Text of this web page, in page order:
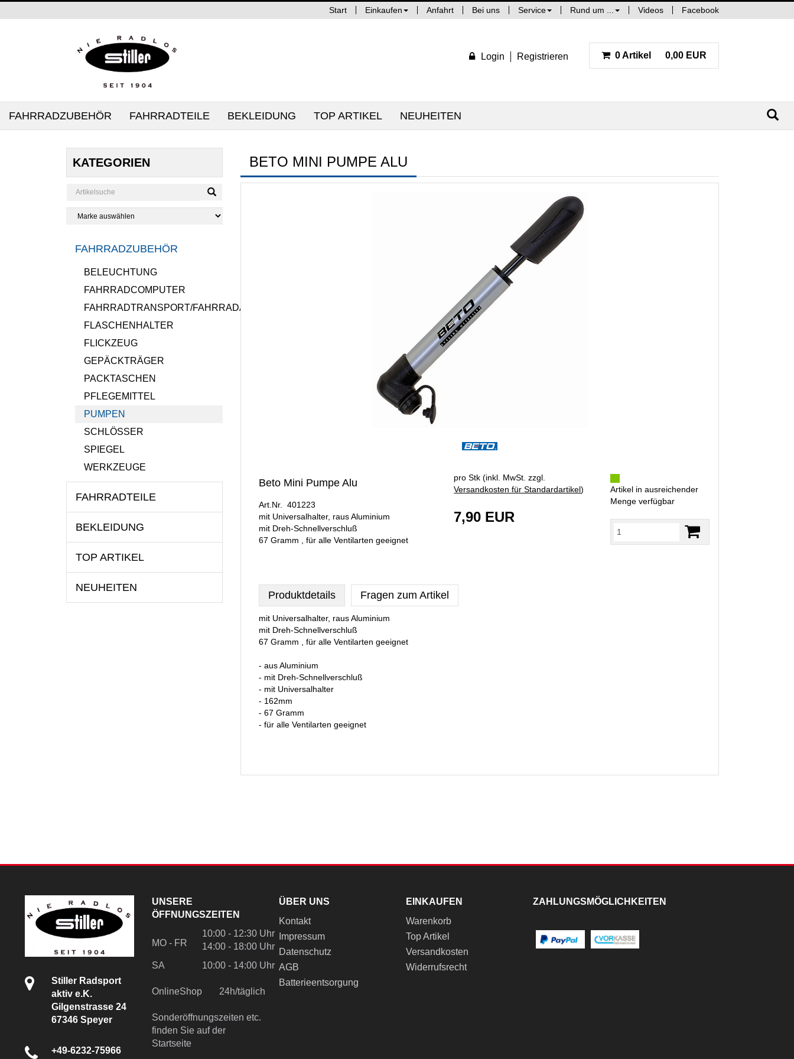
Start Einkaufen Anfahrt Bei uns Service Rund um ... Videos Facebook
Login Registrieren 0 Artikel 0,00 EUR
FAHRRADZUBEHÖR FAHRRADTEILE BEKLEIDUNG TOP ARTIKEL NEUHEITEN
KATEGORIEN
FAHRRADZUBEHÖR
BELEUCHTUNG
FAHRRADCOMPUTER
FAHRRADTRANSPORT/FAHRRADANHÄNGER
FLASCHENHALTER
FLICKZEUG
GEPÄCKTRÄGER
PACKTASCHEN
PFLEGEMITTEL
PUMPEN
SCHLÖSSER
SPIEGEL
WERKZEUGE
FAHRRADTEILE
BEKLEIDUNG
TOP ARTIKEL
NEUHEITEN
BETO MINI PUMPE ALU
Beto Mini Pumpe Alu
Art.Nr. 401223
mit Universalhalter, raus Aluminium
mit Dreh-Schnellverschluß
67 Gramm , für alle Ventilarten geeignet
pro Stk (inkl. MwSt. zzgl.
Versandkosten für Standardartikel)
7,90 EUR
Artikel in ausreichender
Menge verfügbar
Produktdetails Fragen zum Artikel
mit Universalhalter, raus Aluminium
mit Dreh-Schnellverschluß
67 Gramm , für alle Ventilarten geeignet
- aus Aluminium
- mit Dreh-Schnellverschluß
- mit Universalhalter
- 162mm
- 67 Gramm
- für alle Ventilarten geeignet
Stiller Radsport
aktiv e.K.
Gilgenstrasse 24
67346 Speyer
+49-6232-75966
UNSERE
ÖFFNUNGSZEITEN
MO - FR
10:00 - 12:30 Uhr
14:00 - 18:00 Uhr
SA
10:00 - 14:00 Uhr
OnlineShop 24h/täglich
Sonderöffnungszeiten etc.
finden Sie auf der
Startseite
ÜBER UNS
Kontakt
Impressum
Datenschutz
AGB
Batterieentsorgung
EINKAUFEN
Warenkorb
Top Artikel
Versandkosten
Widerrufsrecht
ZAHLUNGSMÖGLICHKEITEN